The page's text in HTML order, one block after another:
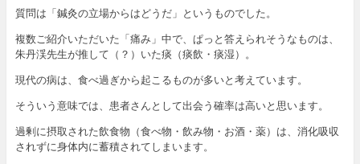
質問は「鍼灸の立場からはどうだ」というものでした。
複数ご紹介いただいた「痛み」中で、ぱっと答えられそうなものは、
朱丹渓先生が推して（？）いた痰（痰飲・痰湿）。
現代の病は、食べ過ぎから起こるものが多いと考えています。
そういう意味では、患者さんとして出会う確率は高いと思います。
過剰に摂取された飲食物（食べ物・飲み物・お酒・薬）は、消化吸収
されずに身体内に蓄積されてしまいます。